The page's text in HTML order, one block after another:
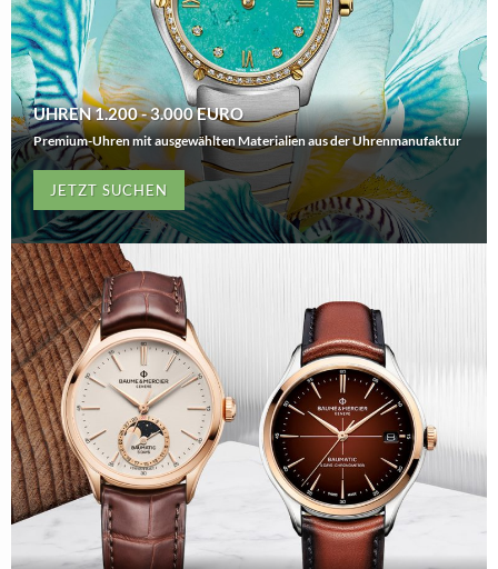
UHREN 1.200 - 3.000 EURO
Premium-Uhren mit ausgewählten Materialien aus der Uhrenmanufaktur
JETZT SUCHEN